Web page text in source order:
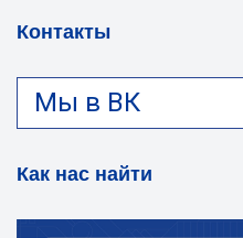
Контакты
Мы в ВК
Как нас найти